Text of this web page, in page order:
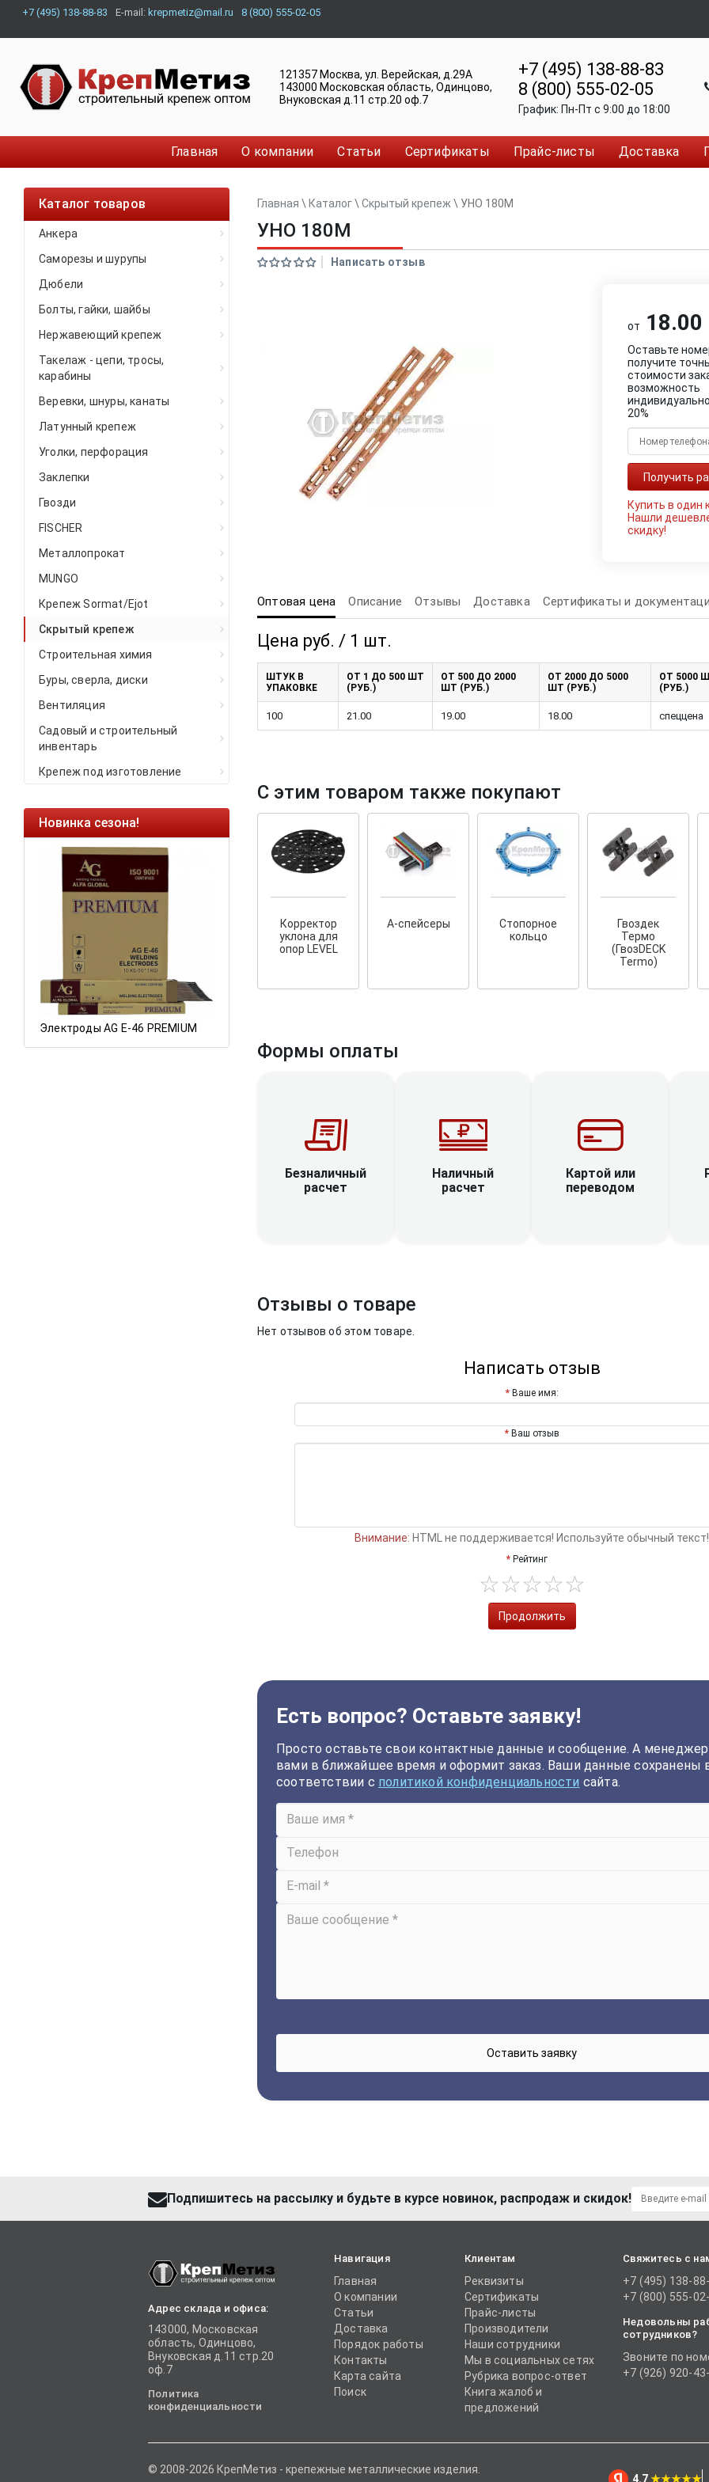
+7 (495) 138-88-83 E-mail: krepmetiz@mail.ru 8 (800) 555-02-05
121357 Москва, ул. Верейская, д.29А
143000 Московская область, Одинцово,
Внуковская д.11 стр.20 оф.7
+7 (495) 138-88-83
8 (800) 555-02-05
График: Пн-Пт c 9:00 до 18:00
Главная О компании Статьи Сертификаты Прайс-листы Доставка
Каталог товаров
Анкера
Саморезы и шурупы
Дюбели
Болты, гайки, шайбы
Нержавеющий крепеж
Такелаж - цепи, тросы,
карабины
Веревки, шнуры, канаты
Латунный крепеж
Уголки, перфорация
Заклепки
Гвозди
FISCHER
Металлопрокат
MUNGO
Крепеж Sormat/Ejot
Скрытый крепеж
Строительная химия
Буры, сверла, диски
Вентиляция
Садовый и строительный
инвентарь
Крепеж под изготовление
Новинка сезона!
Электроды AG E-46 PREMIUM
Саморезы кровельные HKR-R
HARPOON EURO
остатков по ценам 2020 года!
Cкрытый крепеж
Крепление террас и фасадов
и фасадов
Главная \ Каталог\ Скрытый крепеж \ УНО 180М
УНО 180М
Написать отзыв
от 18.00
Оставьте
получите
стоимости
возможность
20%
Купить в один
Нашли
скидку!
Оптовая цена Описание Отзывы Доставка Сертификаты и
Цена руб. / 1 шт.
ШТУК В
УПАКОВКЕ
ОТ 1 ДО 500 ШТ
(РУБ.)
ОТ 500 ДО 2000
ШТ (РУБ.)
ОТ 2000 ДО 5000
ШТ (РУБ.)
ОТ 5000
(РУБ.)
100 21.00 19.00 18.00 спеццена
С этим товаром также покупают
Корректор
уклона для
опор LEVEL
А-спейсеры
Стопорное
кольцо
Гвоздек
Термо
(ГвозDECK
Termo)
Формы оплаты
Безналичный
расчет
Наличный
расчет
Картой или
переводом
Отзывы о товаре
Нет отзывов об этом товаре.
Написать отзыв
Ваше имя:
Ваш отзыв
Внимание: HTML не поддерживается! Используйте обычный текст!
Рейтинг
Продолжить
Есть вопрос? Оставьте заявку!
Просто оставьте свои контактные данные и сообщение. А
вами в ближайшее время и оформит заказ. Ваши данные сохранены
соответствии с политикой конфиденциальности сайта.
Подпишитесь на рассылку и будьте в курсе новинок, распродаж и скидок!
Адрес склада и офиса:
143000, Московская
область, Одинцово,
Внуковская д.11 стр.20
оф.7
Политика
конфиденциальности
Навигация
Главная
О компании
Статьи
Доставка
Порядок работы
Контакты
Карта сайта
Поиск
Клиентам
Реквизиты
Сертификаты
Прайс-листы
Производители
Наши сотрудники
Мы в социальных сетях
Рубрика вопрос-ответ
Книга жалоб и
предложений
Свяжитесь с
+7 (495) 138-
+7 (800) 555-
Недовольны
сотрудников?
Звоните по
+7 (926) 920-
© 2008-2026 КрепМетиз - крепежные металлические изделия.
4.7★★★★★